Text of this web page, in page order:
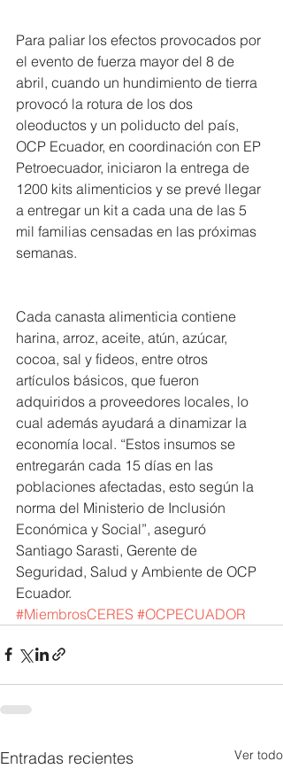
Para paliar los efectos provocados por
el evento de fuerza mayor del 8 de
abril, cuando un hundimiento de tierra
provocó la rotura de los dos
oleoductos y un poliducto del país,
OCP Ecuador, en coordinación con EP
Petroecuador, iniciaron la entrega de
1200 kits alimenticios y se prevé llegar
a entregar un kit a cada una de las 5
mil familias censadas en las próximas
semanas.
Cada canasta alimenticia contiene
harina, arroz, aceite, atún, azúcar,
cocoa, sal y fideos, entre otros
artículos básicos, que fueron
adquiridos a proveedores locales, lo
cual además ayudará a dinamizar la
economía local. “Estos insumos se
entregarán cada 15 días en las
poblaciones afectadas, esto según la
norma del Ministerio de Inclusión
Económica y Social”, aseguró
Santiago Sarasti, Gerente de
Seguridad, Salud y Ambiente de OCP
Ecuador.
#MiembrosCERES #OCPECUADOR
Entradas recientes Ver todo